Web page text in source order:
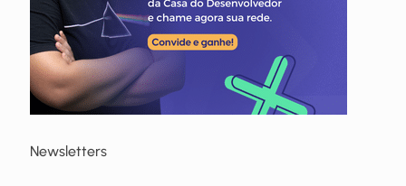
Newsletters